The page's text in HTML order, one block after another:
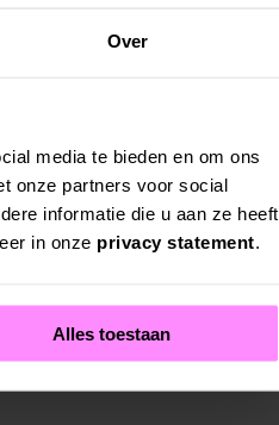
Over
media te bieden en om ons
onze partners voor social
informatie die u aan ze heeft
in onze privacy statement.
Alles toestaan